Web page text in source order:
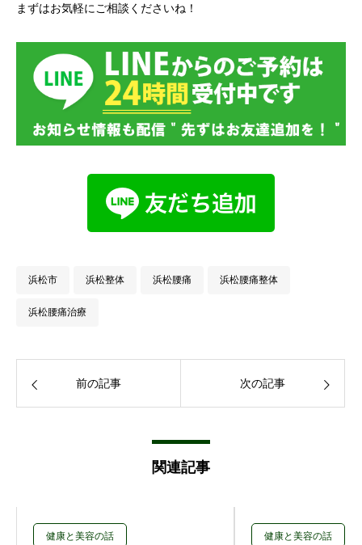
まずはお気軽にご相談くださいね！
浜松市 浜松整体 浜松腰痛 浜松腰痛整体
浜松腰痛治療
前の記事 次の記事
関連記事
健康と美容の話 健康と美容の話